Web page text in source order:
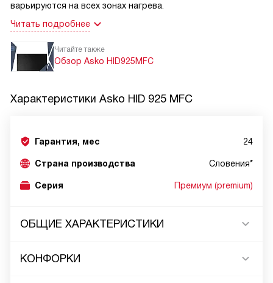
варьируются на всех зонах нагрева.
Читать подробнее
Читайте также
Обзор Asko HID925MFC
Характеристики Asko HID 925 MFC
Гарантия, мес 24
Страна производства Словения*
Серия Премиум (premium)
ОБЩИЕ ХАРАКТЕРИСТИКИ
КОНФОРКИ